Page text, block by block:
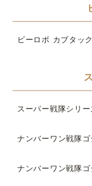
ビーロボ カブタック
スーパー戦隊シリ
ナンバーワン戦隊
ナンバーワン戦隊